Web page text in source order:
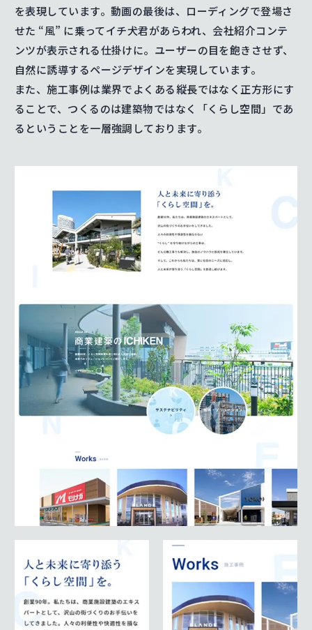
を表現しています。動画の最後は、ローディングで登場さ
せた “風” に乗ってイチ犬君があらわれ、会社紹介コンテ
ンツが表示される仕掛けに。ユーザーの目を飽きさせず、
自然に誘導するページデザインを実現しています。
また、施工事例は業界でよくある縦長ではなく正方形にす
ることで、つくるのは建築物ではなく「くらし空間」であ
るということを一層強調しております。